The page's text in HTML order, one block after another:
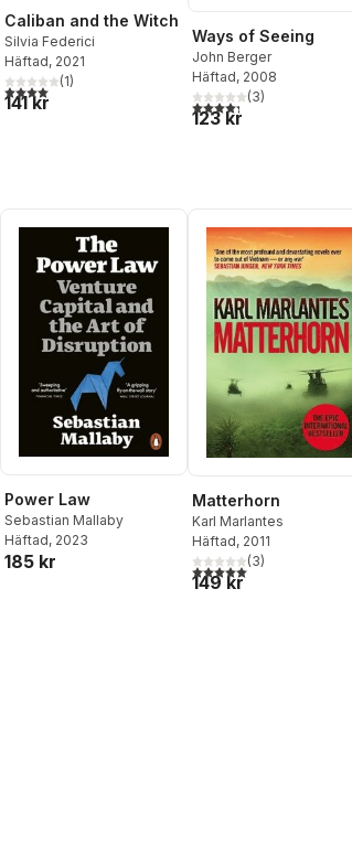
röster:
Caliban and the Witch
Silvia Federici
Häftad, 2021
4,0utav 5 stjärnor. Totalt antal röster:
(1)
141 kr
Ways of Seeing
John Berger
Häftad, 2008
4,3utav 5 stjärnor. Totalt
(3)
123 kr
röster:
Power Law
Sebastian Mallaby
Häftad, 2023
185 kr
Matterhorn
Karl Marlantes
Häftad, 2011
5,0utav 5 stjärnor. Totalt
(3)
149 kr